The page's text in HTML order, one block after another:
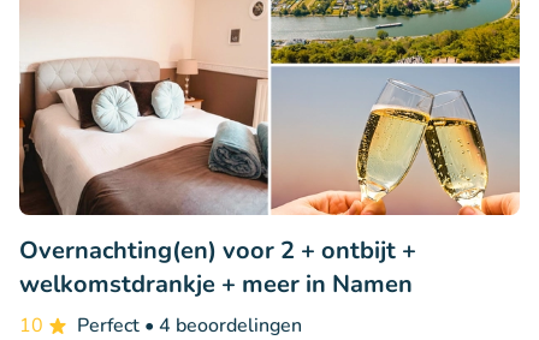
Overnachting(en) voor 2 + ontbijt +
welkomstdrankje + meer in Namen
10 Perfect • 4 beoordelingen